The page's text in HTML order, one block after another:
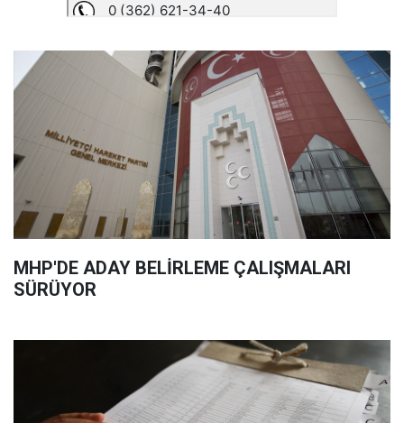
MHP'DE ADAY BELİRLEME ÇALIŞMALARI
SÜRÜYOR